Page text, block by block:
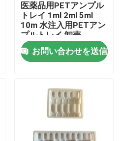
医薬品用PETアンプル
トレイ 1ml 2ml 5ml
10m 水注入用PETアン
プルトレイ 卸売
お問い合わせを送信